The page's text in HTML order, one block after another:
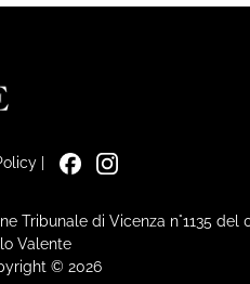
|
Tribunale di Vicenza n°1135
Valente
© 2026